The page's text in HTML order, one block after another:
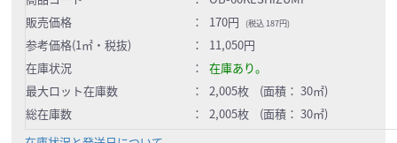
販売価格
： 170円 (税込 187円)
参考価格(1㎡・税抜) ：
11,050円
在庫状況
：
在庫あり。
最大ロット在庫数
：
2,005枚 (面積： 30㎡)
総在庫数
：
2,005枚 (面積： 30㎡)